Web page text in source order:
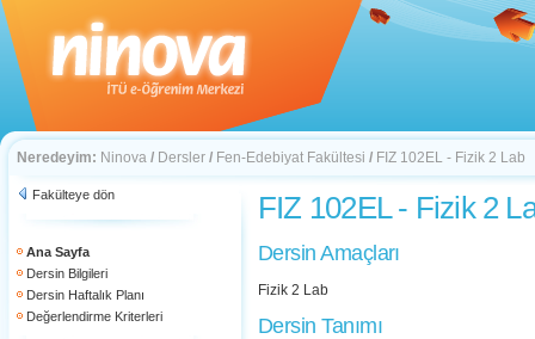
Neredeyim: Ninova / Dersler / Fen-Edebiyat Fakültesi / FIZ 102EL - Fizik 2 Lab
Fakülteye dön
Ana Sayfa
Dersin Bilgileri
Dersin Haftalık Planı
Değerlendirme Kriterleri
FIZ 102EL - Fizik 2
Dersin Amaçları
Fizik 2 Lab
Dersin Tanımı